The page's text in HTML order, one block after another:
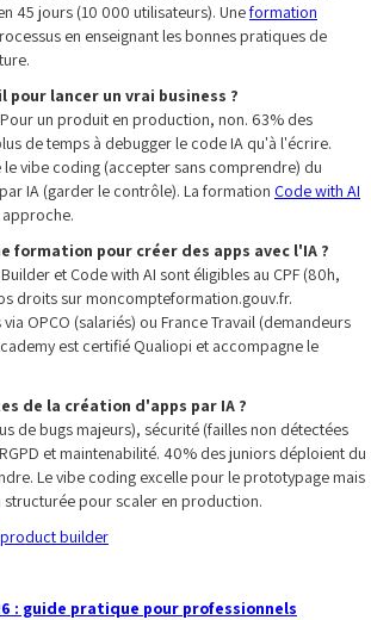
45 jours (10 000 utilisateurs). Uneformation
en enseignant les bonnes pratiques de
pour lancer un vrai business ?
un produit en production, non. 63% des
de temps à debugger le code IA qu'à l'écrire.
le vibe coding (accepter sans comprendre) du
IA (garder le contrôle). La formation Code with AI
formation pour créer des apps avec l'IA ?
et Code with AI sont éligibles au CPF (80h,
droits sur moncompteformation.gouv.fr.
OPCO (salariés) ou France Travail (demandeurs
est certifié Qualiopi et accompagne le
de la création d'apps par IA ?
de bugs majeurs), sécurité (failles non détectées
et maintenabilité. 40% des juniors déploient du
Le vibe coding excelle pour le prototypage mais
structurée pour scaler en production.
product builder
: guide pratique pour professionnels